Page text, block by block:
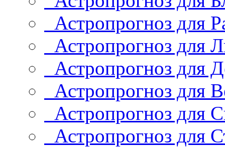
Астропрогноз для
Астропрогноз для
Астропрогноз для
Астропрогноз для
Астропрогноз для
Астропрогноз для